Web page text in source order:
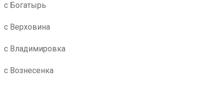
с Богатырь
с Верховина
с Владимировка
с Вознесенка